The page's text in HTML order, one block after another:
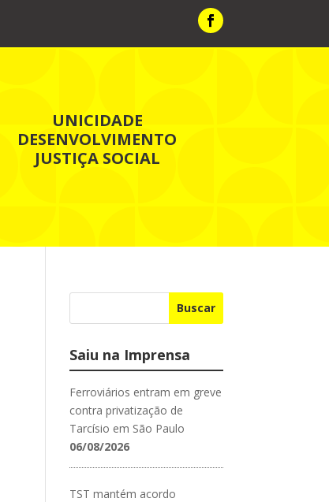
UNICIDADE
DESENVOLVIMENTO
JUSTIÇA SOCIAL
Buscar
Saiu na Imprensa
Ferroviários entram em greve
contra privatização de
Tarcísio em São Paulo
06/08/2026
TST mantém acordo